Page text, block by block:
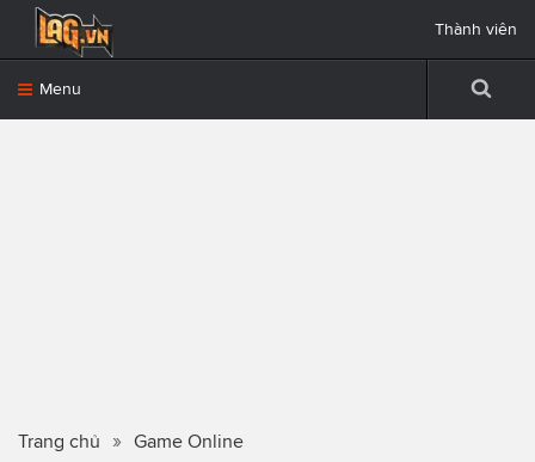
Menu
Thành viên
Trang chủ Game Online